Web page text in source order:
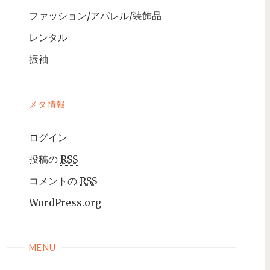
ファッション/アパレル/装飾品
レンタル
振袖
メタ情報
ログイン
投稿の RSS
コメントの RSS
WordPress.org
MENU